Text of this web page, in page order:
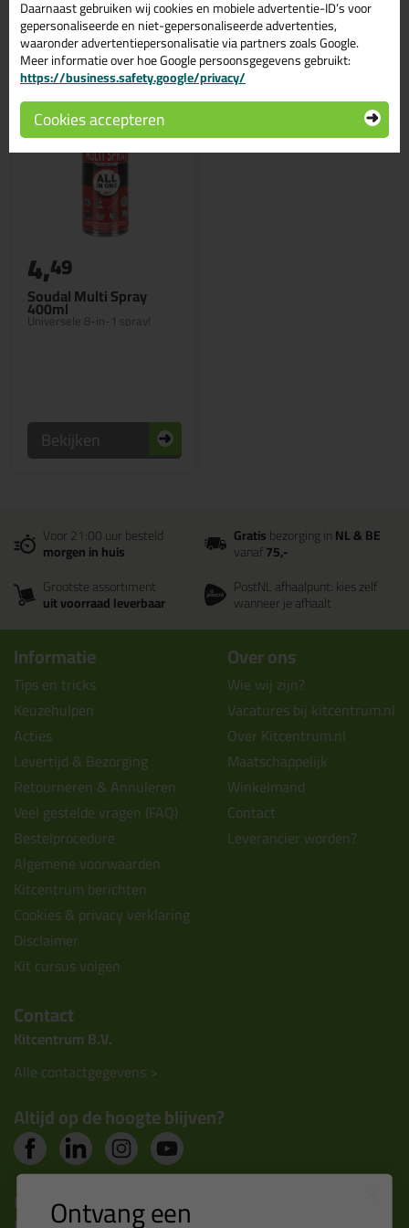
Gerelateerde producten
Soudal Multi Spray
400ml
Universele 8-in-1 spray!
4,49
Bekijken
Voor 21:00 uur besteld
morgen in huis
Gratisbezorging inNL & BE
vanaf75,-
Grootste assortiment
uit voorraad leverbaar
PostNL afhaalpunt: kies zelf
wanneer je afhaalt
Informatie
Tips en tricks
Keuzehulpen
Acties
Levertijd & Bezorging
Retourneren & Annuleren
Veel gestelde vragen (FAQ)
Bestelprocedure
Algemene voorwaarden
Kitcentrum berichten
Cookies & privacy verklaring
Disclaimer
Kit cursus volgen
Over ons
Wie wij zijn?
Vacatures bij kitcentrum.nl
Over Kitcentrum.nl
Maatschappelijk
Winkelmand
Contact
Leverancier worden?
Contact
Kitcentrum B.V.
Alle contactgegevens >
Altijd op de hoogte blijven?
Nieuws, tips en exclusieve deals rechtstreeks in je
Daarnaast gebruiken wij cookies en mobiele advertentie-ID’s voor
gepersonaliseerde en niet-gepersonaliseerde advertenties,
waaronder advertentiepersonalisatie via partners zoals Google.
Meer informatie over hoe Google persoonsgegevens gebruikt:
https://business.safety.google/privacy/
Cookies accepteren
Ontvang een